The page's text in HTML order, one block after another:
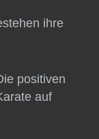
ihre
positiven
auf